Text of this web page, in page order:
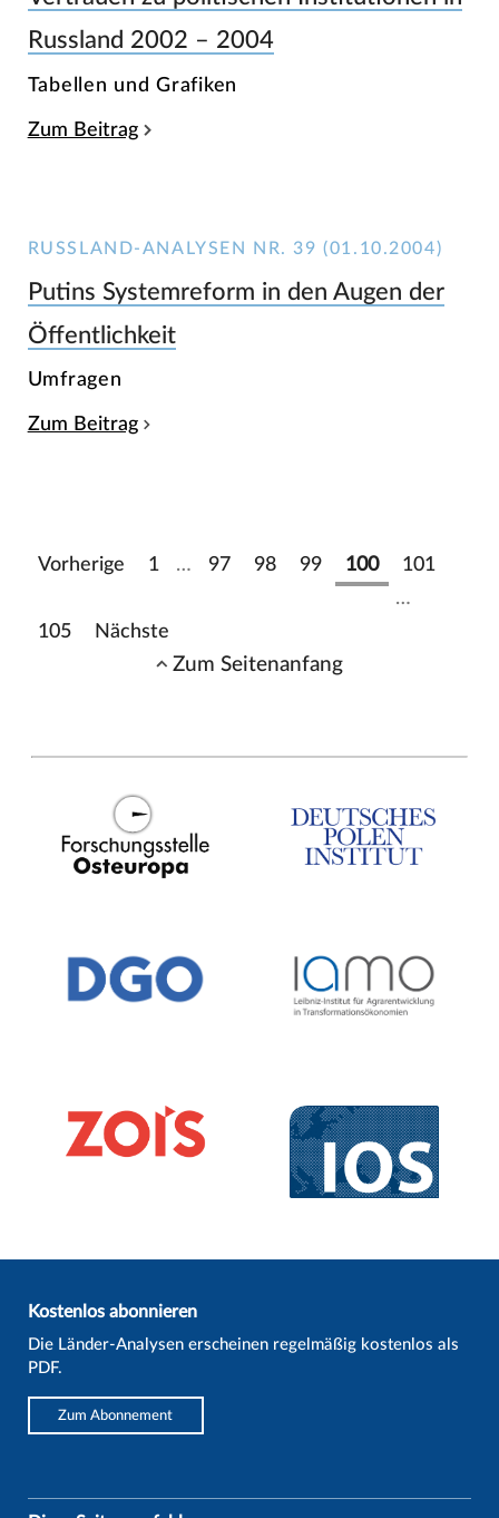
Russland 2002 – 2004
Tabellen und Grafiken
Zum Beitrag
RUSSLAND-ANALYSEN NR. 39 (01.10.2004)
Putins Systemreform in den Augen der
Öffentlichkeit
Umfragen
Zum Beitrag
Vorherige 1 … 97 98 99 100
101
…
105
Nächste
Zum Seitenanfang
Kostenlos abonnieren
Die Länder-Analysen erscheinen regelmäßig kostenlos als
PDF.
Zum Abonnement